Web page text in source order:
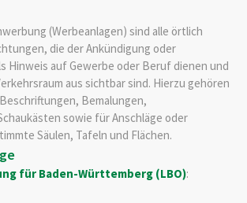
(Werbeanlagen) sind alle örtlich
die der Ankündigung oder
Hinweis auf Gewerbe oder Beruf dienen und
aus sichtbar sind. Hierzu gehören
Bemalungen,
sowie für Anschläge oder
Säulen, Tafeln und Flächen.
für Baden-Württemberg (LBO):